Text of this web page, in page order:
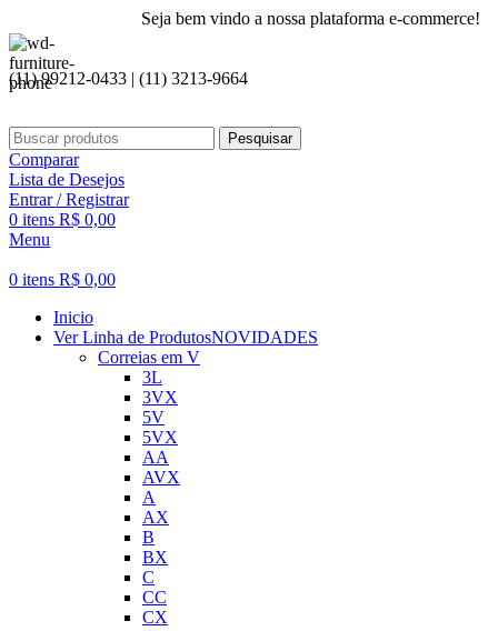
Seja bem vindo a nossa plataforma e-commerce!
(11) 99212-0433 | (11) 3213-9664
Pesquisar
Comparar
Lista de Desejos
Entrar / Registrar
0 itens R$ 0,00
Menu
0 itens R$ 0,00
Inicio
Ver Linha de ProdutosNOVIDADES
Correias em V
3L
3VX
5V
5VX
AA
AVX
A
AX
B
BX
C
CC
CX